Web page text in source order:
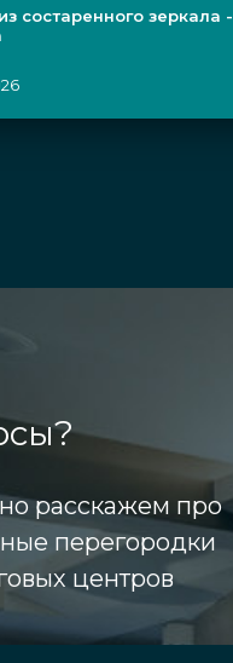
состаренного зеркала -
расскажем про
перегородки
центров